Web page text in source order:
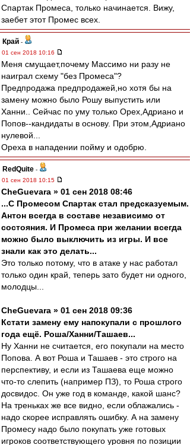
Спартак Промеса, только начинается. Вижу,
заебет этот Промес всех.
Край -
01 сен 2018 10:16
Меня смущает,почему Массимо ни разу не
наиграл схему "без Промеса"?
Предпродажа предпродажей,но хотя бы на
замену можно было Рошу выпустить или
Ханни.. Сейчас по уму только Орех,Адриано и
Попов--кандидаты в основу. При этом,Адриано
нулевой...
Ореха в нападении пойму и одобрю.
RedQuite -
01 сен 2018 10:15
CheGuevara » 01 сен 2018 08:46
...С Промесом Спартак стал предсказуемым.
Антон всегда в составе независимо от
состояния. И Промеса при желании всегда
можно было выключить из игры. И все
знали как это делать...
Это только потому, что в атаке у нас работал
только один край, теперь зато будет ни одного,
молодцы...
CheGuevara » 01 сен 2018 09:36
Кстати замену ему напокупали с прошлого
года ещё. Роша/Ханни/Ташаев...
Ну Ханни не считается, его покупали на место
Попова. А вот Роша и Ташаев - это строго на
перспективу, и если из Ташаева еще можно
что-то слепить (например ПЗ), то Роша строго
досвидос. Он уже год в команде, какой шанс?
На треньках же все видно, если облажались -
надо скорее исправлять ошибку. А на замену
Промесу надо было покупать уже готовых
игроков соответствующего уровня по позиции